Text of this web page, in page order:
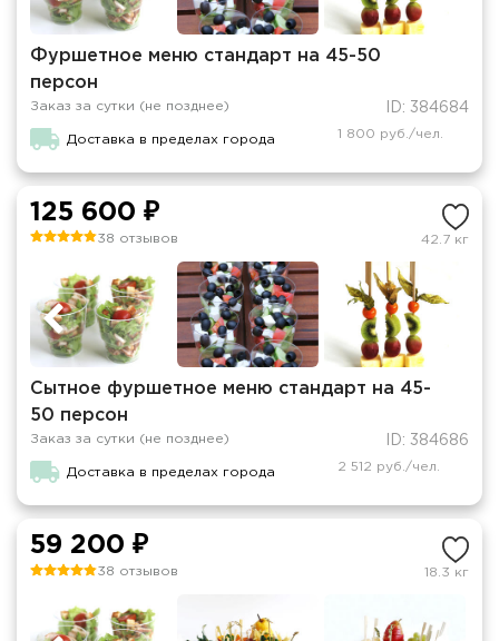
Фуршетное меню стандарт на 45-50
персон
Заказ за сутки (не позднее) ID: 384684
Доставка в пределах города 1 800 руб./чел.
125 600 ₽
38 отзывов 42.7 кг
Сытное фуршетное меню стандарт на 45-
50 персон
Заказ за сутки (не позднее) ID: 384686
Доставка в пределах города 2 512 руб./чел.
59 200 ₽
38 отзывов 18.3 кг